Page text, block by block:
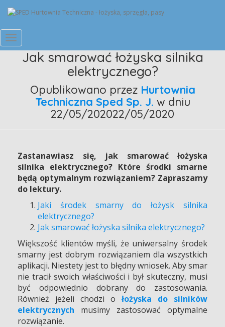
Przełącz
Nawigację
Jak smarować łożyska silnika
elektrycznego?
Opublikowano przez Hurtownia
Techniczna Sped Sp. J. w dniu
22/05/202022/05/2020
Zastanawiasz się, jak smarować łożyska
silnika elektrycznego? Które środki smarne
będą optymalnym rozwiązaniem? Zapraszamy
do lektury.
Jaki środek smarny do łożysk silnika
elektrycznego?
Jak smarować łożyska silnika elektrycznego?
Większość klientów myśli, że uniwersalny środek
smarny jest dobrym rozwiązaniem dla wszystkich
aplikacji. Niestety jest to błędny wniosek. Aby smar
nie tracił swoich właściwości i był skuteczny, musi
być odpowiednio dobrany do zastosowania.
Również jeżeli chodzi o łożyska do silników
elektrycznych musimy zastosować optymalne
rozwiązanie.